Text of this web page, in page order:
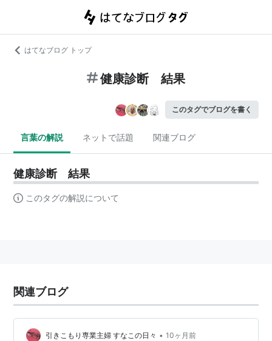
はてなブログ トップ
健康診断 結果
このタグでブログを書く
言葉の解説 ネットで話題 関連ブログ
健康診断 結果
このタグの解説について
関連ブログ
引きこもり専業主婦 すなこの日々 • 10ヶ月前